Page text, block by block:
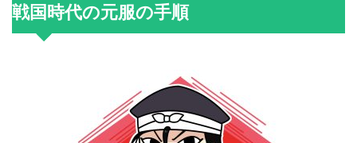
戦国時代の元服の手順